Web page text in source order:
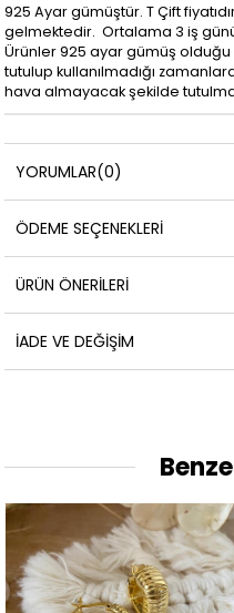
925 Ayar gümüştür. T Çift
gelmektedir. Ortalama 3 iş
Ürünler 925 ayar gümüş
tutulup kullanılmadığı
hava almayacak şekilde
YORUMLAR(0)
ÖDEME SEÇENEKLERI
ÜRÜN ÖNERILERI
İADE VE DEĞIŞIM